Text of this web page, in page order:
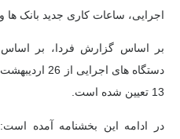
اجرایی، ساعات کاری جدید بانک ها و
بر اساس گزارش فردا، بر
13 تعیین شده است.
در ادامه این بخشنامه آمده